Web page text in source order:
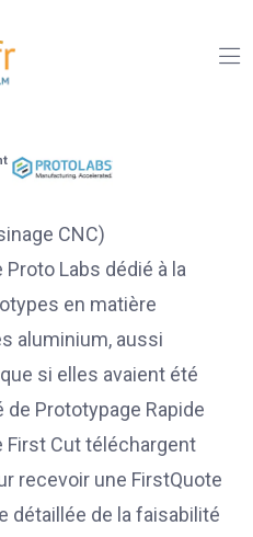
CNC)
Labs dédié à la
en matière
aluminium, aussi
si elles avaient été
Prototypage Rapide
Cut téléchargent
recevoir une FirstQuote
détaillée de la faisabilité